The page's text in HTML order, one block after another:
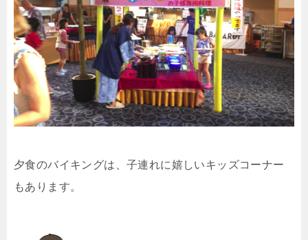
夕食のバイキングは、子連れに嬉しいキッズコーナー
もあります。